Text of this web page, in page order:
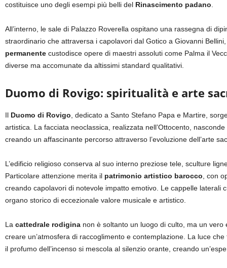
costituisce uno degli esempi più belli del Rinascimento padano
All’interno, le sale di Palazzo Roverella ospitano una rassegna di
straordinario che attraversa i capolavori dal Gotico a Giovanni
permanente custodisce opere di maestri assoluti come Palma il
diverse ma accomunate da altissimi standard qualitativi.
Duomo di Rovigo: spiritualità e arte
Il Duomo di Rovigo , dedicato a Santo Stefano Papa e Martire,
artistica. La facciata neoclassica, realizzata nell’Ottocento,
creando un affascinante percorso attraverso l’evoluzione dell’arte
L’edificio religioso conserva al suo interno preziose tele, sculture
Particolare attenzione merita il patrimonio artistico barocco , con
creando capolavori di notevole impatto emotivo. Le cappelle laterali
organo storico di eccezionale valore musicale e artistico.
La cattedrale rodigina non è soltanto un luogo di culto, ma un
creare un’atmosfera di raccoglimento e contemplazione. La luce
il profumo dell’incenso si mescola al silenzio orante, creando